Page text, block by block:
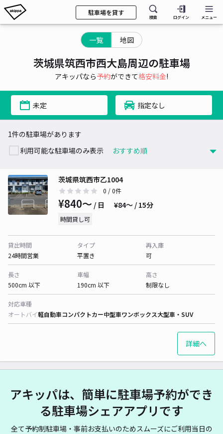
駐車場を貸す
検索 ログイン メニュー
一覧 地図
茨城県筑西市西大島周辺の駐車場
アキッパなら予約ができて格安料金!
未定 指定なし
1件の駐車場があります
利用可能な駐車場のみ表示
茨城県筑西市乙1004
0 / 0件
¥840〜 / 日 ¥84〜 / 15分
時間貸し可
貸出時間
24時間営業
タイプ
平置き
再入庫
可
長さ
500cm 以下
車幅
190cm 以下
高さ
制限なし
対応車種
オートバイ軽自動車コンパクトカー中型車ワンボックス大型車・SUV
詳細へ
アキッパは、簡単に駐車場予約ができ
る駐車場シェアアプリです
全て予約制駐車場・事前お支払いのためスムーズにご利用当日の